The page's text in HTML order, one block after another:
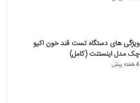
ویژگی های دستگاه تست قند خون اکیو
چک مدل اینستنت (کامل)
4 هفته پیش